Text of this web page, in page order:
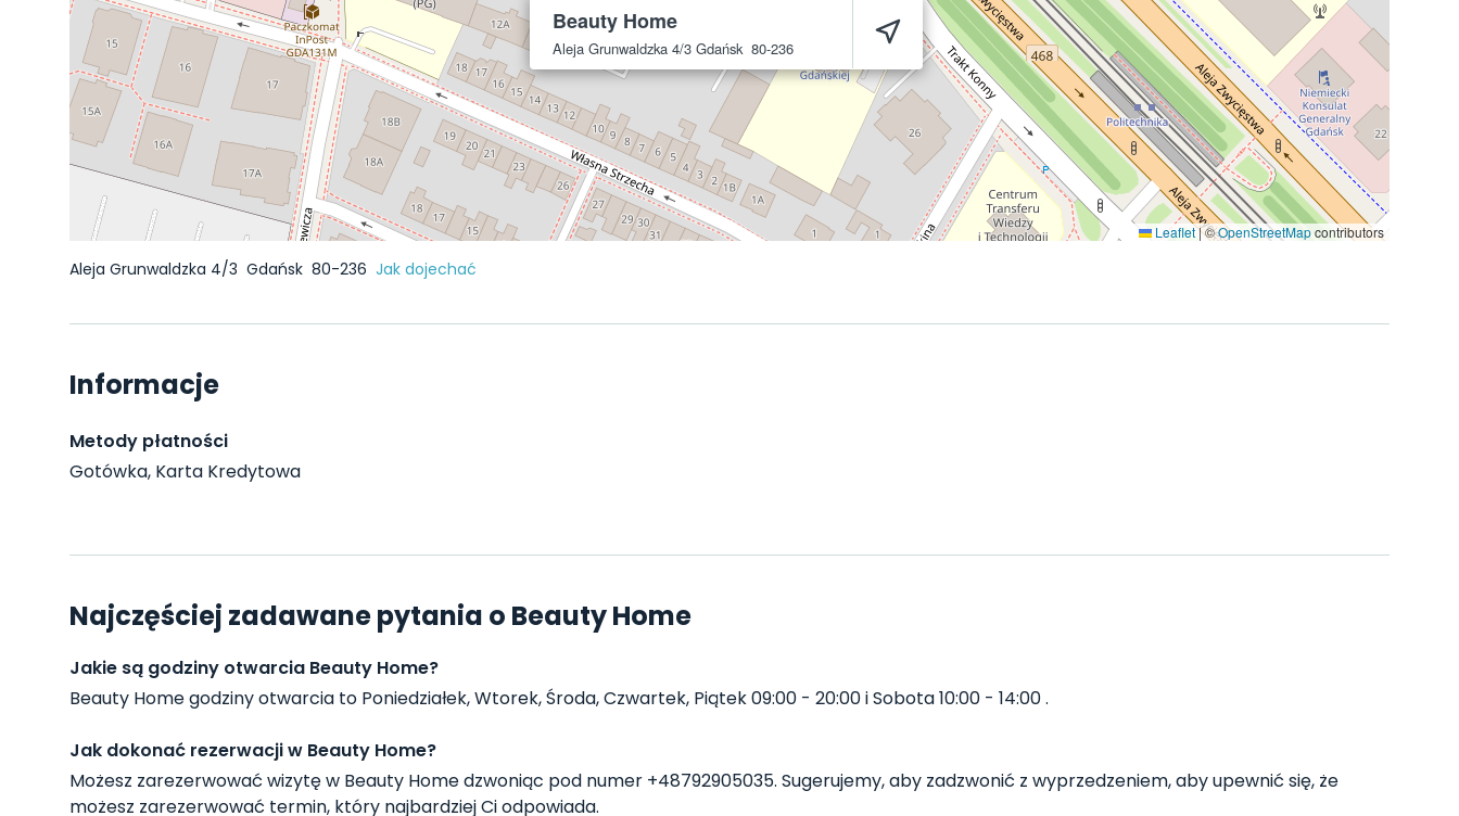
Beauty Home
Aleja Grunwaldzka 4/3 Gdańsk 80-236
Leaflet|©OpenStreetMapcontributors
Aleja Grunwaldzka 4/3 Gdańsk 80-236 Jak dojechać
Informacje
Metody płatności
Gotówka, Karta Kredytowa
Najczęściej zadawane pytania o Beauty Home
Jakie są godziny otwarcia Beauty Home?
Beauty Home godziny otwarcia to Poniedziałek, Wtorek, Środa, Czwartek, Piątek 09:00 - 20:00 i Sobota 10:00 - 14:00 .
Jak dokonać rezerwacji w Beauty Home?
Możesz zarezerwować wizytę w Beauty Home dzwoniąc pod numer +48792905035. Sugerujemy, aby zadzwonić z wyprzedzeniem, aby upewnić się, że
możesz zarezerwować termin, który najbardziej Ci odpowiada.